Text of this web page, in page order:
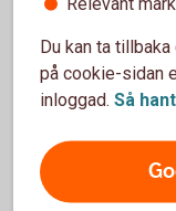
För att se
Du kan ta
på cookie-sidan
inloggad. Så